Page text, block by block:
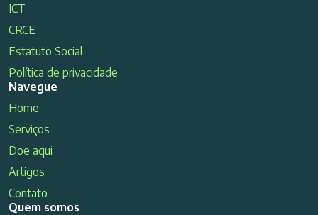
ICT
CRCE
Estatuto Social
Política de privacidade
Navegue
Home
Serviços
Doe aqui
Artigos
Contato
Quem somos